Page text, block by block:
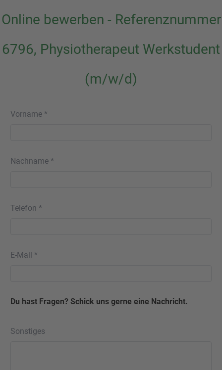
Online bewerben - Referenznummer
6796, Physiotherapeut Werkstudent
(m/w/d)
Vorname *
Nachname *
Telefon *
E-Mail *
Du hast Fragen? Schick uns gerne eine Nachricht.
Sonstiges